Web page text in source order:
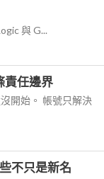
與 G...
責任邊界
開始。 帳號只解決
不只是新名